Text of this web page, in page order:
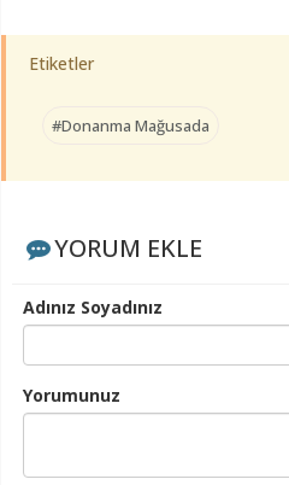
Etiketler
#Donanma Mağusada
YORUM EKLE
Adınız Soyadınız
Yorumunuz